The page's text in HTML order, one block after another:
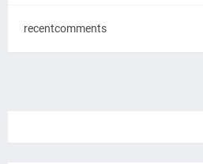
recentcomments